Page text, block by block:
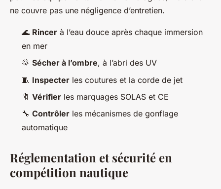
ne couvre pas une négligence d’entretien.
🌊 Rincer à l’eau douce après chaque immersion
en mer
🌞 Sécher à l’ombre, à l’abri des UV
🧵 Inspecter les coutures et la corde de jet
🔖 Vérifier les marquages SOLAS et CE
🔧 Contrôler les mécanismes de gonflage
automatique
Réglementation et sécurité en
compétition nautique